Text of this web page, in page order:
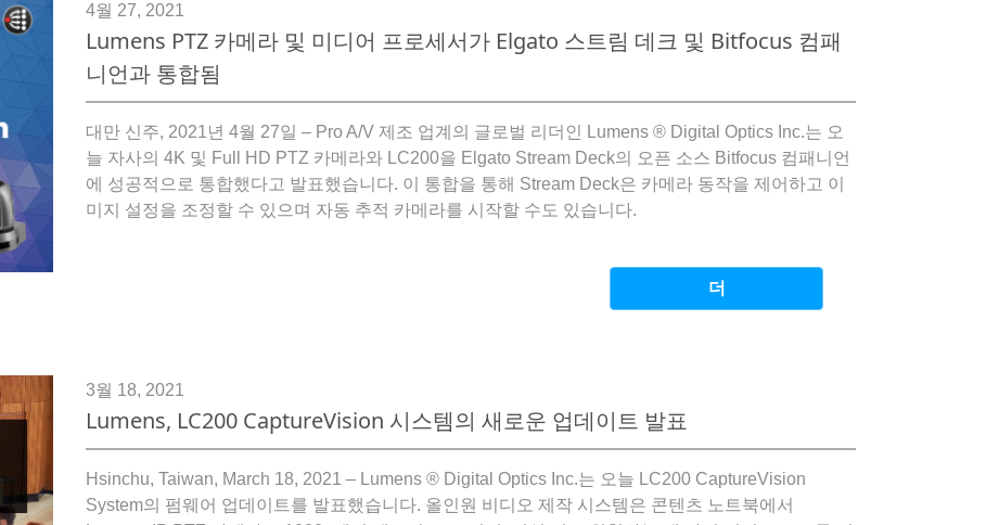
4월 27, 2021
Lumens PTZ 카메라 및 미디어 프로세서가 Elgato 스트림 데크 및 Bitfocus 컴패
니언과 통합됨
대만 신주, 2021년 4월 27일 – Pro A/V 제조 업계의 글로벌 리더인 Lumens ® Digital Optics Inc.는 오
늘 자사의 4K 및 Full HD PTZ 카메라와 LC200을 Elgato Stream Deck의 오픈 소스 Bitfocus 컴패니언
에 성공적으로 통합했다고 발표했습니다. 이 통합을 통해 Stream Deck은 카메라 동작을 제어하고 이
미지 설정을 조정할 수 있으며 자동 추적 카메라를 시작할 수도 있습니다.
더
3월 18, 2021
Lumens, LC200 CaptureVision 시스템의 새로운 업데이트 발표
Hsinchu, Taiwan, March 18, 2021 – Lumens ® Digital Optics Inc.는 오늘 LC200 CaptureVision
System의 펌웨어 업데이트를 발표했습니다. 올인원 비디오 제작 시스템은 콘텐츠 노트북에서